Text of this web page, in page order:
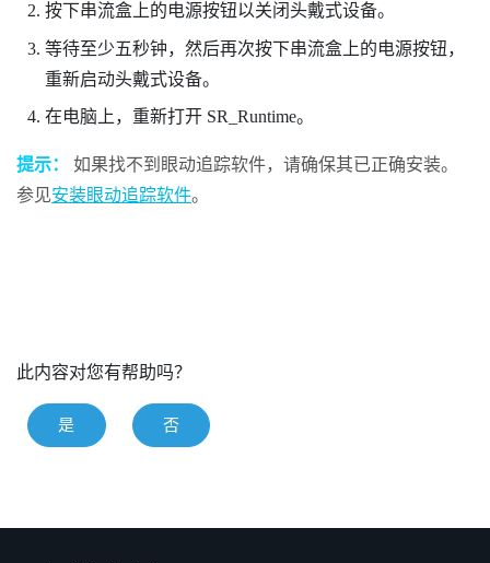
按下串流盒上的电源按钮以关闭头戴式设备。
等待至少五秒钟，然后再次按下串流盒上的电源按钮，
重新启动头戴式设备。
在电脑上，重新打开 SR_Runtime。
提示：
如果找不到眼动追踪软件，请确保其已正确安装。
参见安装眼动追踪软件。
此内容对您有帮助吗？
是 否